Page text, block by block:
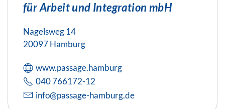
für Arbeit und Integration mbH
Nagelsweg 14
20097 Hamburg
www.passage.hamburg
040 766172-12
info@passage-hamburg.de